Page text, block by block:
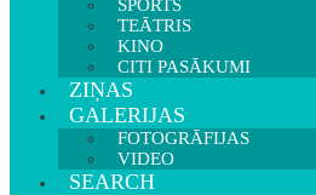
SPORTS
TEĀTRIS
KINO
CITI PASĀKUMI
ZIŅAS
GALERIJAS
FOTOGRĀFIJAS
VIDEO
SEARCH